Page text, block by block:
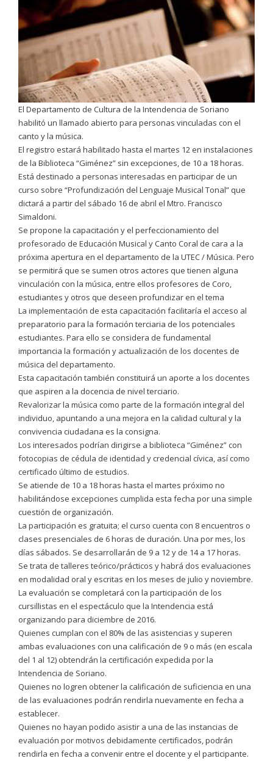
El Departamento de Cultura de la Intendencia de Soriano
habilitó un llamado abierto para personas vinculadas con el
canto y la música.
El registro estará habilitado hasta el martes 12 en instalaciones
de la Biblioteca “Giménez” sin excepciones, de 10 a 18 horas.
Está destinado a personas interesadas en participar de un
curso sobre “Profundización del Lenguaje Musical Tonal” que
dictará a partir del sábado 16 de abril el Mtro. Francisco
Simaldoni.
Se propone la capacitación y el perfeccionamiento del
profesorado de Educación Musical y Canto Coral de cara a la
próxima apertura en el departamento de la UTEC / Música. Pero
se permitirá que se sumen otros actores que tienen alguna
vinculación con la música, entre ellos profesores de Coro,
estudiantes y otros que deseen profundizar en el tema
La implementación de esta capacitación facilitaría el acceso al
preparatorio para la formación terciaria de los potenciales
estudiantes. Para ello se considera de fundamental
importancia la formación y actualización de los docentes de
música del departamento.
Esta capacitación también constituirá un aporte a los docentes
que aspiren a la docencia de nivel terciario.
Revalorizar la música como parte de la formación integral del
individuo, apuntando a una mejora en la calidad cultural y la
convivencia ciudadana es la consigna.
Los interesados podrían dirigirse a biblioteca “Giménez” con
fotocopias de cédula de identidad y credencial cívica, así como
certificado último de estudios.
Se atiende de 10 a 18 horas hasta el martes próximo no
habilitándose excepciones cumplida esta fecha por una simple
cuestión de organización.
La participación es gratuita; el curso cuenta con 8 encuentros o
clases presenciales de 6 horas de duración. Una por mes, los
días sábados. Se desarrollarán de 9 a 12 y de 14 a 17 horas.
Se trata de talleres teórico/prácticos y habrá dos evaluaciones
en modalidad oral y escritas en los meses de julio y noviembre.
La evaluación se completará con la participación de los
cursillistas en el espectáculo que la Intendencia está
organizando para diciembre de 2016.
Quienes cumplan con el 80% de las asistencias y superen
ambas evaluaciones con una calificación de 9 o más (en escala
del 1 al 12) obtendrán la certificación expedida por la
Intendencia de Soriano.
Quienes no logren obtener la calificación de suficiencia en una
de las evaluaciones podrán rendirla nuevamente en fecha a
establecer.
Quienes no hayan podido asistir a una de las instancias de
evaluación por motivos debidamente certificados, podrán
rendirla en fecha a convenir entre el docente y el participante.